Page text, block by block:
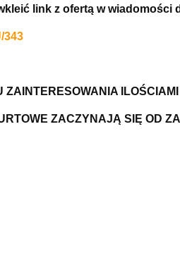
link z ofertą w
343
ZAINTERESOWANIA
ZACZYNAJĄ SIĘ OD